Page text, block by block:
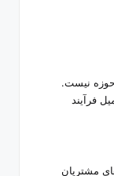
حوزه نیست.
فرآیند
مشتریان